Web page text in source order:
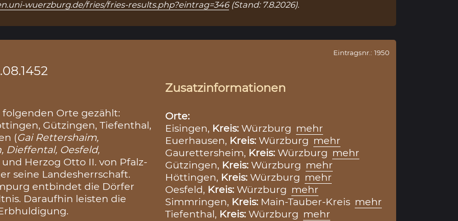
wuerzburg.de/fries/fries-results.php?eintrag=346(Stand: 7.8.2026).
Orte gezählt:
Gützingen, Tiefenthal,
(Gai Rettershaim,
Dieffental, Oesfeld,
und Herzog Otto II. von Pfalz-
seine Landesherrschaft.
entbindet die Dörfer
Daraufhin leisten die
Eintragsnr.: 1950
Zusatzinformationen
Orte:
Eisingen, Kreis: Würzburg mehr
Euerhausen, Kreis: Würzburg mehr
Gaurettersheim, Kreis: Würzburg mehr
Gützingen, Kreis: Würzburg mehr
Höttingen, Kreis: Würzburg mehr
Oesfeld, Kreis: Würzburg mehr
Simmringen, Kreis: Main-Tauber-Kreis mehr
Tiefenthal, Kreis: Würzburg mehr